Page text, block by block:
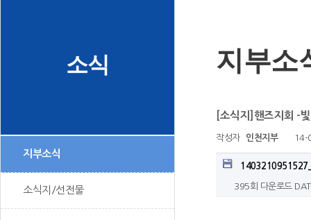
소식
지부소식
소식지/선전물
지부소
[소식지]핸즈지회 -
작성자 인천지부 14-
395회 다운로드